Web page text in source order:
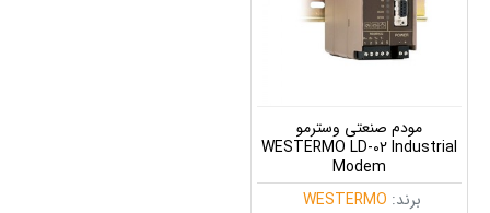
برند: WESTERMO
مودم صنعتی وسترمو
WESTERMO LD-02 Industrial
Modem